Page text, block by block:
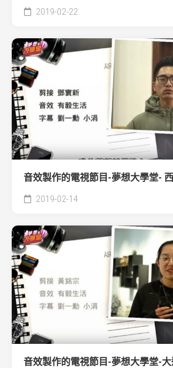
2019-02-22
音效製作的電視節目-夢想大學堂-
2019-02-14
音效製作的電視節目-夢想大學堂-